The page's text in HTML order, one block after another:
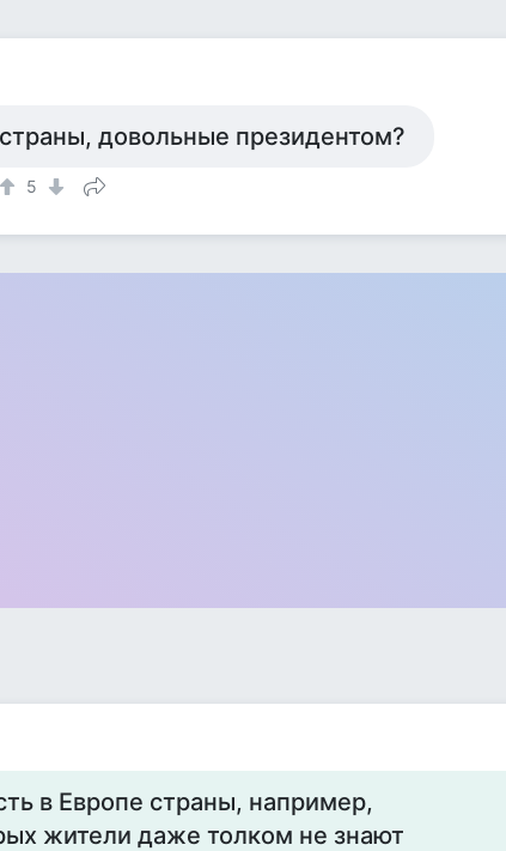
довольные президентом?
5
в Европе страны, например,
жители даже толком не знают